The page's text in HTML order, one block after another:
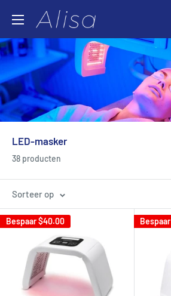
content
ALISA
LED-masker
38 producten
Sorteer op
Bespaar$40.00 Bespaar